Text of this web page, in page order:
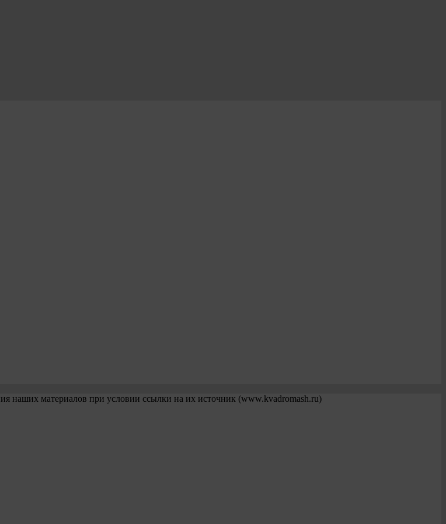
наших материалов при условии ссылки на их источник (www.kvadromash.ru)